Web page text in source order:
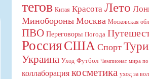
тегов Китая Красота Лето
Минобороны Москва Московская
ПВО Переговоры Погода
РоссияСША Спорт
Украина Уход Футбол Чемпионат мира
коллаборация косметика уход за